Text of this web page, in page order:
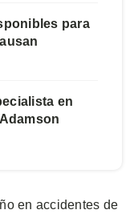
para
en
en accidentes de